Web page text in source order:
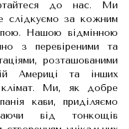
до нас. Ми
слідкуємо за кожним
Нашою відмінною
з перевіреними та
розташованими
Америці та інших
клімат. Ми, як добре
кави, приділяємо
від тонкощів